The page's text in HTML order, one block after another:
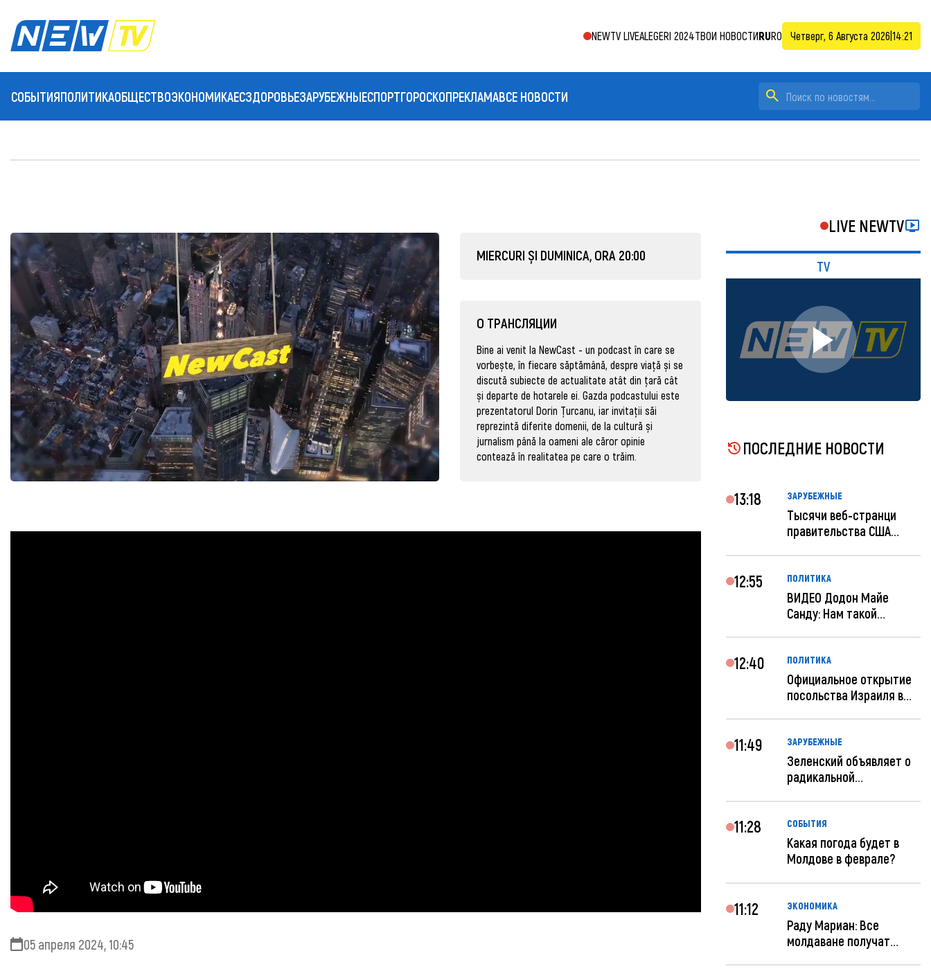
NEWTV LIVEALEGERI 2024ТВОИ НОВОСТИRURO Четверг, 6 Августа 2026 14:21
СОБЫТИЯПОЛИТИКАОБЩЕСТВОЭКОНОМИКАЕСЗДОРОВЬЕЗАРУБЕЖНЫЕСПОРТГОРОСКОПРЕКЛАМАВСЕ НОВОСТИ
MIERCURI ȘI DUMINICA, ORA 20:00
О ТРАНСЛЯЦИИ
Bine ai venit la NewCast - un podcast în care se
vorbește, în fiecare săptămână, despre viață și se
discută subiecte de actualitate atât din țară cât
și departe de hotarele ei. Gazda podcastului este
prezentatorul Dorin Țurcanu, iar invitații săi
reprezintă diferite domenii, de la cultură și
jurnalism până la oameni ale căror opinie
contează în realitatea pe care o trăim.
05 апреля 2024, 10:45
LIVE NEWTV
TV
ПОСЛЕДНИЕ НОВОСТИ
13:18 ЗАРУБЕЖНЫЕ
Тысячи веб-странци
правительства США
12:55 ПОЛИТИКА
ВИДЕО Додон Майе
Санду: Нам такой
12:40 ПОЛИТИКА
Официальное открытие
посольства Израиля в
11:49 ЗАРУБЕЖНЫЕ
Зеленский объявляет о
радикальной
11:28 СОБЫТИЯ
Какая погода будет в
Молдове в феврале?
11:12 ЭКОНОМИКА
Раду Мариан: Все
молдаване получат